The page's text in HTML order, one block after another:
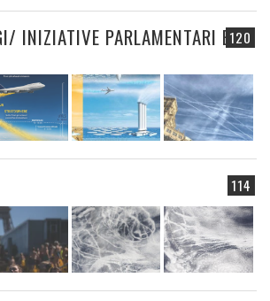
120
INIZIATIVE PARLAMENTARI E
114